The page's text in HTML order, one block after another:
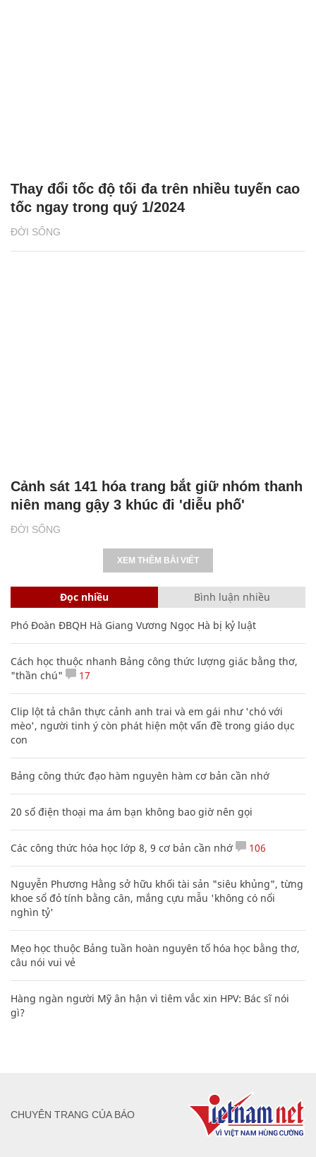
ĐỜI SỐNG
Thay đổi tốc độ tối đa trên nhiều tuyến cao
tốc ngay trong quý 1/2024
ĐỜI SỐNG
Cảnh sát 141 hóa trang bắt giữ nhóm thanh
niên mang gậy 3 khúc đi 'diễu phố'
XEM THÊM BÀI VIẾT
Đọc nhiều Bình luận nhiều
Phó Đoàn ĐBQH Hà Giang Vương Ngọc Hà bị kỷ luật
Cách học thuộc nhanh Bảng công thức lượng giác bằng thơ,
"thần chú"
17
Clip lột tả chân thực cảnh anh trai và em gái như 'chó với
mèo', người tinh ý còn phát hiện một vấn đề trong giáo dục
con
Bảng công thức đạo hàm nguyên hàm cơ bản cần nhớ
20 số điện thoại ma ám bạn không bao giờ nên gọi
Các công thức hóa học lớp 8, 9 cơ bản cần nhớ 106
Nguyễn Phương Hằng sở hữu khối tài sản "siêu khủng", từng
khoe sổ đỏ tính bằng cân, mắng cựu mẫu 'không có nổi
nghìn tỷ'
Mẹo học thuộc Bảng tuần hoàn nguyên tố hóa học bằng thơ,
câu nói vui vẻ
Hàng ngàn người Mỹ ân hận vì tiêm vắc xin HPV: Bác sĩ nói
gì?
CHUYÊN TRANG CỦA BÁO